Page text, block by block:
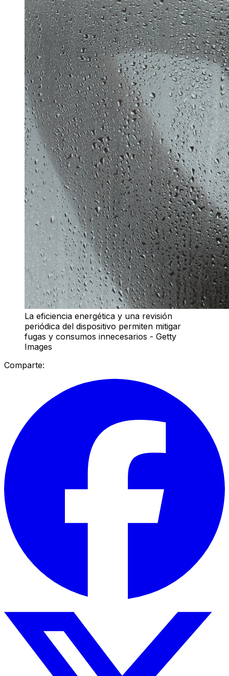
La eficiencia energética y una revisión
periódica del dispositivo permiten mitigar
fugas y consumos innecesarios - Getty
Images
Comparte: